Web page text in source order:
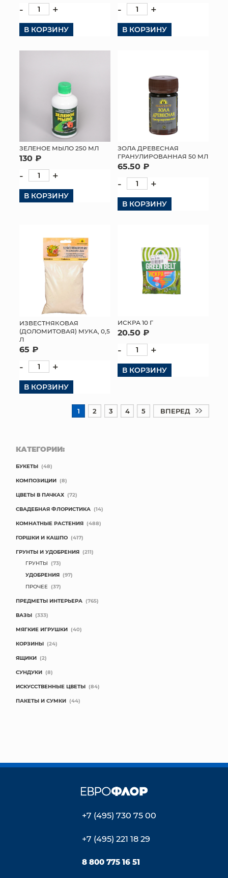
- +
В КОРЗИНУ
- +
В КОРЗИНУ
ЗЕЛЕНОЕ МЫЛО 250 МЛ
130 ₽
- +
В КОРЗИНУ
ЗОЛА ДРЕВЕСНАЯ
ГРАНУЛИРОВАННАЯ 50 МЛ
65.50 ₽
- +
В КОРЗИНУ
ИЗВЕСТНЯКОВАЯ
(ДОЛОМИТОВАЯ) МУКА, 0,5
Л
65 ₽
- +
В КОРЗИНУ
ИСКРА 10 Г
20.50 ₽
- +
В КОРЗИНУ
1 2 3 4 5 ВПЕРЕД
КАТЕГОРИИ:
БУКЕТЫ (48)
КОМПОЗИЦИИ (8)
ЦВЕТЫ В ПАЧКАХ (72)
СВАДЕБНАЯ ФЛОРИСТИКА (14)
КОМНАТНЫЕ РАСТЕНИЯ (488)
ГОРШКИ И КАШПО (417)
ГРУНТЫ И УДОБРЕНИЯ (211)
ГРУНТЫ (73)
УДОБРЕНИЯ (97)
ПРОЧЕЕ (37)
ПРЕДМЕТЫ ИНТЕРЬЕРА (765)
ВАЗЫ (333)
МЯГКИЕ ИГРУШКИ (40)
КОРЗИНЫ (24)
ЯЩИКИ (2)
СУНДУКИ (8)
ИСКУССТВЕННЫЕ ЦВЕТЫ (84)
ПАКЕТЫ И СУМКИ (44)
+7 (495) 730 75 00
+7 (495) 221 18 29
8 800 775 16 51